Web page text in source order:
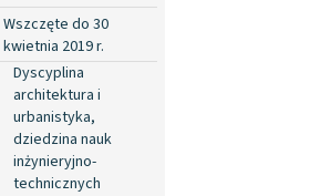
Wszczęte do 30
kwietnia 2019 r.
Dyscyplina
architektura i
urbanistyka,
dziedzina nauk
inżynieryjno-
technicznych